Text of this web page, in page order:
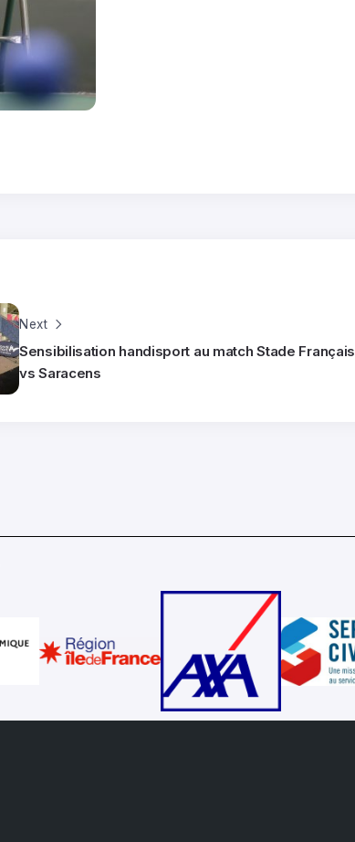
Next
Sensibilisation handisport au match Stade Français
vs Saracens